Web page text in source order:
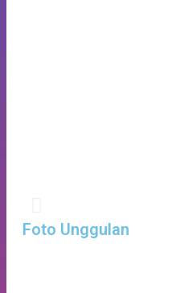
Dengan Mentari Yang
Baru Untuk Persiapan Yang
Foto Unggulan